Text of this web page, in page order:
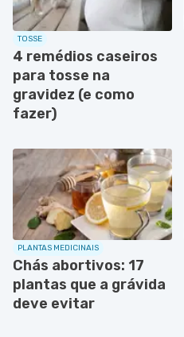
TOSSE
4 remédios caseiros
para tosse na
gravidez (e como
fazer)
PLANTAS MEDICINAIS
Chás abortivos: 17
plantas que a grávida
deve evitar